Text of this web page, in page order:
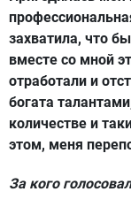
захватила, что
вместе со мной
отработали и
богата
количестве и
этом, меня
За кого